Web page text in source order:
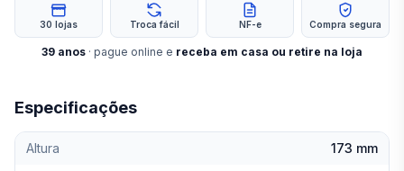
Especificações
Altura 173 mm
30 lojas Troca fácil NF-e Compra segura
39 anos · pague online e receba em casa ou retire na loja